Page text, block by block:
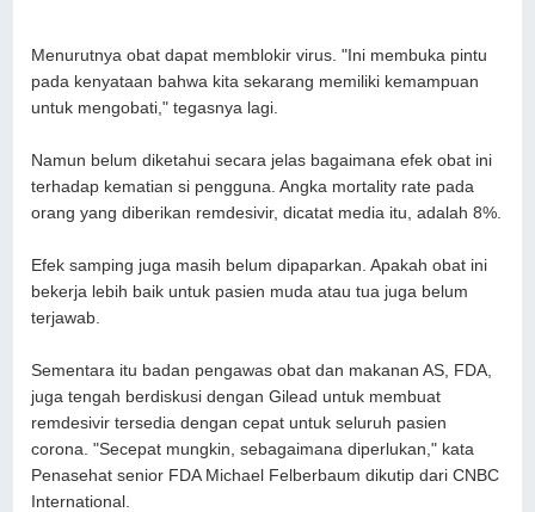
Menurutnya obat dapat memblokir virus. "Ini membuka pintu
pada kenyataan bahwa kita sekarang memiliki kemampuan
untuk mengobati," tegasnya lagi.
Namun belum diketahui secara jelas bagaimana efek obat ini
terhadap kematian si pengguna. Angka mortality rate pada
orang yang diberikan remdesivir, dicatat media itu, adalah 8%.
Efek samping juga masih belum dipaparkan. Apakah obat ini
bekerja lebih baik untuk pasien muda atau tua juga belum
terjawab.
Sementara itu badan pengawas obat dan makanan AS, FDA,
juga tengah berdiskusi dengan Gilead untuk membuat
remdesivir tersedia dengan cepat untuk seluruh pasien
corona. "Secepat mungkin, sebagaimana diperlukan," kata
Penasehat senior FDA Michael Felberbaum dikutip dari CNBC
International.